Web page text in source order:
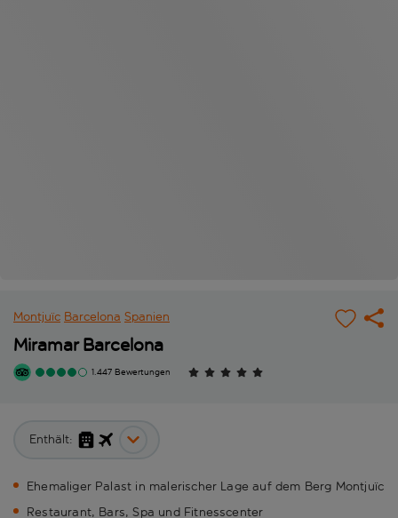
Montjuïc Barcelona Spanien
Miramar Barcelona
1.447 Bewertungen
Enthält:
Ehemaliger Palast in malerischer Lage auf dem Berg Montjuïc
Restaurant, Bars, Spa und Fitnesscenter